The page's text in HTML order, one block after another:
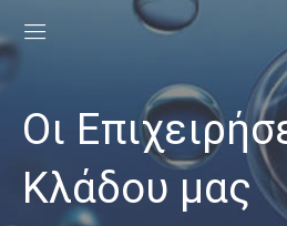
Οι
Κλάδου μας